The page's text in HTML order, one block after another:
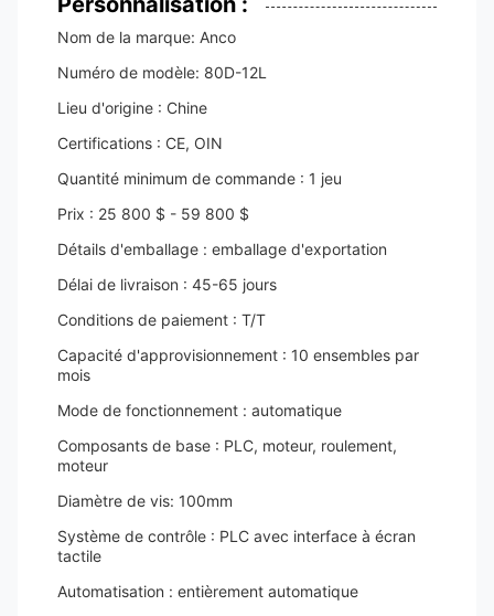
Nom de la marque: Anco
Numéro de modèle: 80D-12L
Lieu d'origine : Chine
Certifications : CE, OIN
Quantité minimum de commande : 1 jeu
Prix : 25 800 $ - 59 800 $
Détails d'emballage : emballage d'exportation
Délai de livraison : 45-65 jours
Conditions de paiement : T/T
Capacité d'approvisionnement : 10 ensembles par
mois
Mode de fonctionnement : automatique
Composants de base : PLC, moteur, roulement,
moteur
Diamètre de vis: 100mm
Système de contrôle : PLC avec interface à écran
tactile
Automatisation : entièrement automatique